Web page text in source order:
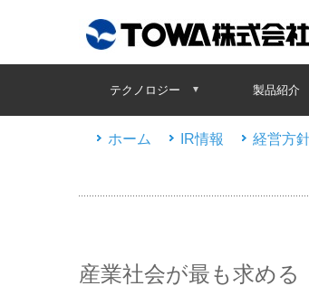
テクノロジー 製品紹介
ホーム IR情報 経営方
産業社会が最も求め